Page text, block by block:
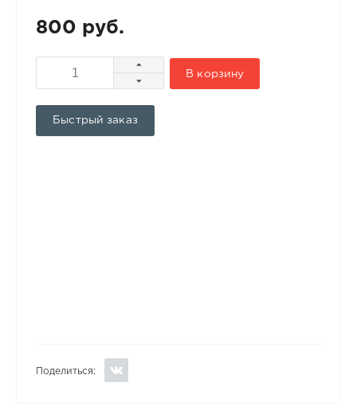
800 руб.
В корзину
Быстрый заказ
Поделиться: